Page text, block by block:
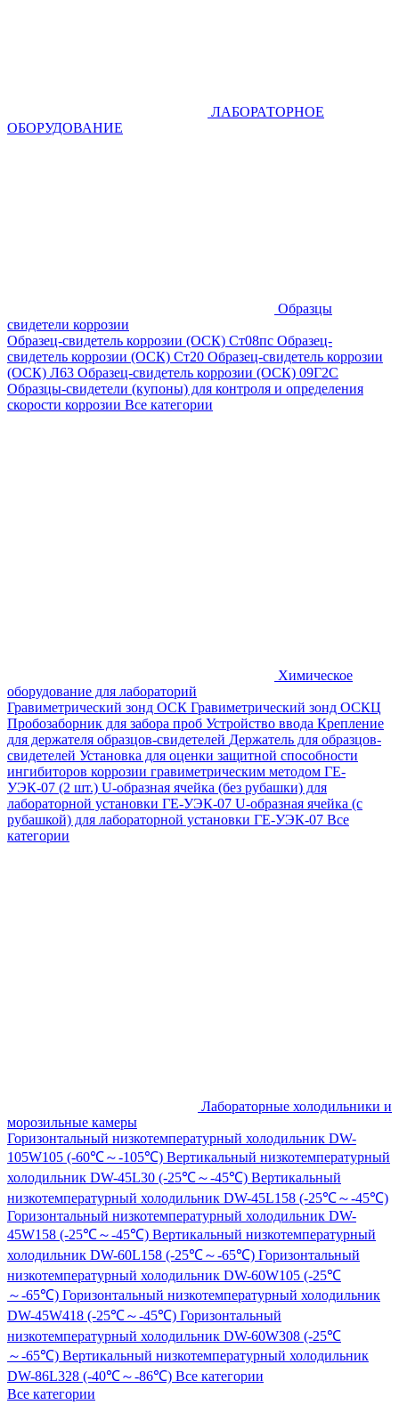
ЛАБОРАТОРНОЕ
ОБОРУДОВАНИЕ
Образцы
свидетели коррозии
Образец-свидетель коррозии (ОСК) Ст08пс Образец-
свидетель коррозии (ОСК) Ст20 Образец-свидетель коррозии
(ОСК) Л63 Образец-свидетель коррозии (ОСК) 09Г2С
Образцы-свидетели (купоны) для контроля и определения
скорости коррозии Все категории
Химическое
оборудование для лабораторий
Гравиметрический зонд ОСК Гравиметрический зонд ОСКЦ
Пробозаборник для забора проб Устройство ввода Крепление
для держателя образцов-свидетелей Держатель для образцов-
свидетелей Установка для оценки защитной способности
ингибиторов коррозии гравиметрическим методом ГЕ-
УЭК-07 (2 шт.) U-образная ячейка (без рубашки) для
лабораторной установки ГЕ-УЭК-07 U-образная ячейка (с
рубашкой) для лабораторной установки ГЕ-УЭК-07 Все
категории
Лабораторные холодильники и
морозильные камеры
Горизонтальный низкотемпературный холодильник DW-
105W105 (-60℃～-105℃) Вертикальный низкотемпературный
холодильник DW-45L30 (-25℃～-45℃) Вертикальный
низкотемпературный холодильник DW-45L158 (-25℃～-45℃)
Горизонтальный низкотемпературный холодильник DW-
45W158 (-25℃～-45℃) Вертикальный низкотемпературный
холодильник DW-60L158 (-25℃～-65℃) Горизонтальный
низкотемпературный холодильник DW-60W105 (-25℃
～-65℃) Горизонтальный низкотемпературный холодильник
DW-45W418 (-25℃～-45℃) Горизонтальный
низкотемпературный холодильник DW-60W308 (-25℃
～-65℃) Вертикальный низкотемпературный холодильник
DW-86L328 (-40℃～-86℃) Все категории
Все категории